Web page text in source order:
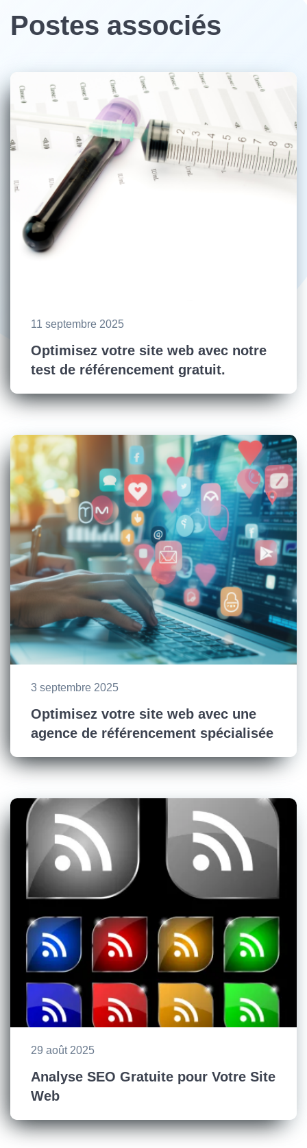
Postes associés
11 septembre 2025
Optimisez votre site web avec notre
test de référencement gratuit.
3 septembre 2025
Optimisez votre site web avec une
agence de référencement spécialisée
29 août 2025
Analyse SEO Gratuite pour Votre Site
Web